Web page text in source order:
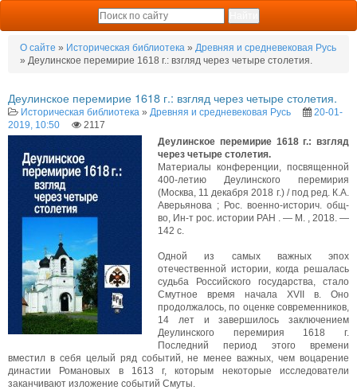
О сайте » Историческая библиотека » Древняя и средневековая Русь
» Деулинское перемирие 1618 г.: взгляд через четыре столетия.
Деулинское перемирие 1618 г.: взгляд через четыре столетия.
Историческая библиотека » Древняя и средневековая Русь
20-01-
2019, 10:50
2117
Деулинское перемирие 1618 г.: взгляд
через четыре столетия.
Материалы конференции, посвященной
400-летию Деулинского перемирия
(Москва, 11 декабря 2018 г.) / под ред. К.А.
Аверьянова ; Рос. военно-историч. общ-
во, Ин-т рос. истории РАН . — М. , 2018. —
142 с.
Одной из самых важных эпох
отечественной истории, когда решалась
судьба Российского государства, стало
Смутное время начала XVII в. Оно
продолжалось, по оценке современников,
14 лет и завершилось заключением
Деулинского перемирия 1618 г.
Последний период этого времени
вместил в себя целый ряд событий, не менее важных, чем воцарение
династии Романовых в 1613 г, которым некоторые исследователи
заканчивают изложение событий Смуты.